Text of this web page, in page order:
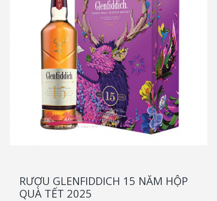
RƯỢU GLENFIDDICH 15 NĂM HỘP
QUÀ TẾT 2025